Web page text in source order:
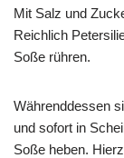
Mit Salz und
Reichlich
Soße rühren.
Währenddessen
und sofort in
Soße heben.